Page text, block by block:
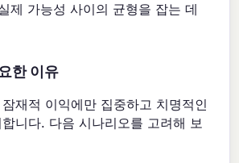
제 가능성 사이의 균형을 잡는 데
한 이유
재적 이익에만 집중하고 치명적인
니다. 다음 시나리오를 고려해 보